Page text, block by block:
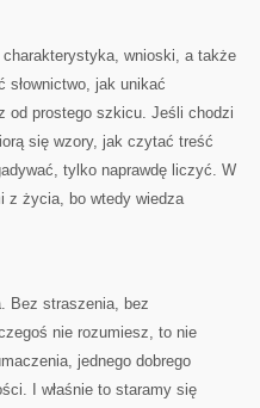
wnioski, a także
słownictwo, jak unikać
od prostego szkicu. Jeśli chodzi
się wzory, jak czytać treść
tylko naprawdę liczyć. W
z życia, bo wtedy wiedza
Bez straszenia, bez
nie rozumiesz, to nie
jednego dobrego
I właśnie to staramy się